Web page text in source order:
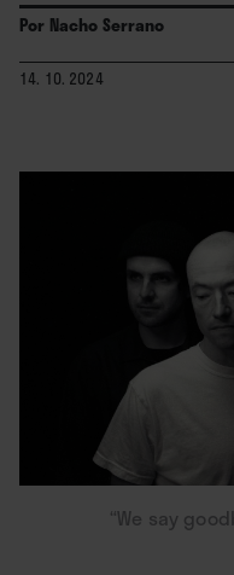
Por Nacho Serrano
14. 10. 2024
“We say